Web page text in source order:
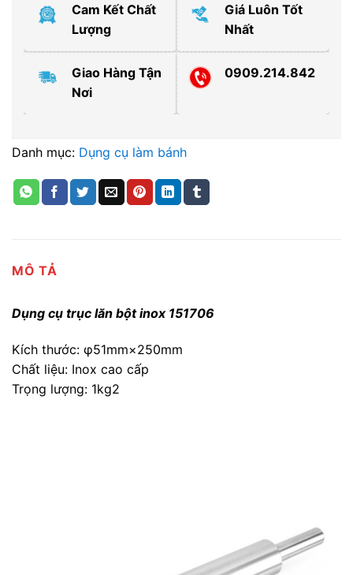
Cam Kết Chất
Lượng
Giá Luôn Tốt
Nhất
Giao Hàng Tận
Nơi
0909.214.842
Danh mục: Dụng cụ làm bánh
MÔ TẢ
Dụng cụ trục lăn bột inox 151706
Kích thước: φ51mm×250mm
Chất liệu: Inox cao cấp
Trọng lượng: 1kg2